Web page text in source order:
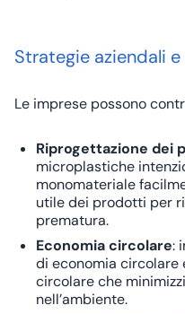
Strategie aziendali
Le imprese possono
Riprogettazione dei
microplastiche
monomateriale
utile dei prodotti per
prematura.
Economia circolare:
di economia circolare
circolareche
nell’ambiente.